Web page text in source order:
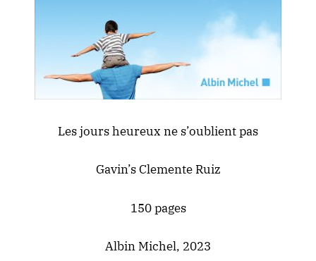
Les jours heureux ne s’oublient pas
Gavin’s Clemente Ruiz
150 pages
Albin Michel, 2023